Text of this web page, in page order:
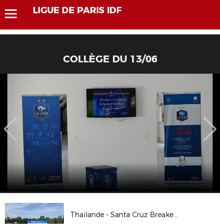
LIGUE DE PARIS IDF
COLLÈGE DU 13/06
Thaïlande - Santa Cruz Breakers en images